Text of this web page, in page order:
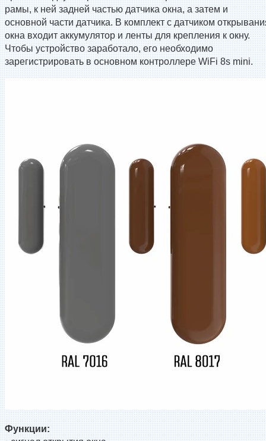
рамы, к ней задней частью датчика окна, а затем и
основной части датчика. В комплект с датчиком
окна входит аккумулятор и ленты для крепления к окну.
Чтобы устройство заработало, его необходимо
зарегистрировать в основном контроллере WiFi 8s mini.
Функции: